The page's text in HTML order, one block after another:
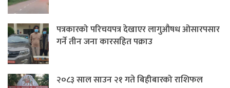
पत्रकारको परिचयपत्र देखाएर लागुऔषध ओसारपसार
गर्ने तीन जना कारसहित पक्राउ
२०८३ साल साउन २१ गते बिहीबारको राशिफल